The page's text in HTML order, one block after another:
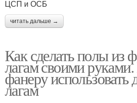
ЦСП и ОСБ
читать дальше →
Как сделать полы из
лагам своими
фанеру использовать
лагам